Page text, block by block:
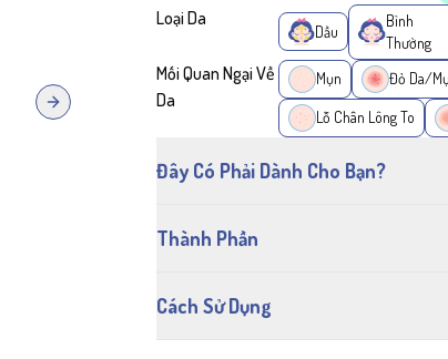
Next slide
Loại Da
Dầu
Bình
Thường
Mối Quan Ngại Về
Da
Mụn Đỏ Da/
Lỗ Chân Lông To
Đây Có Phải Dành Cho Bạn?
Thành Phần
Cách Sử Dụng